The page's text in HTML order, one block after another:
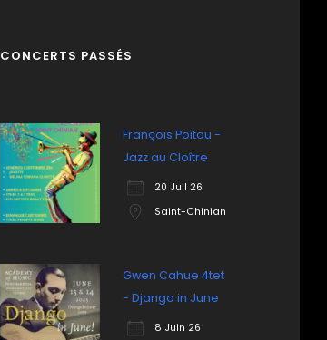
CONCERTS PASSÉS
François Poitou -
Jazz au Cloître
20 Juil 26
Saint-Chinian
Gwen Cahue 4tet
- Django in June
8 Juin 26